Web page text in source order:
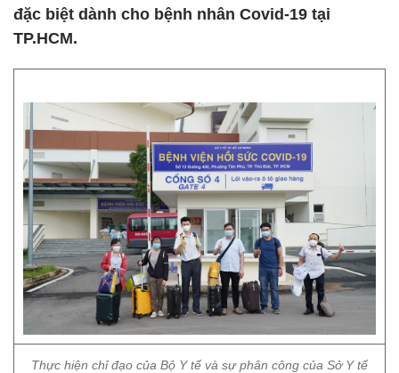
đặc biệt dành cho bệnh nhân Covid-19 tại
TP.HCM.
Thực hiện chỉ đạo của Bộ Y tế và sự phân công của Sở Y tế